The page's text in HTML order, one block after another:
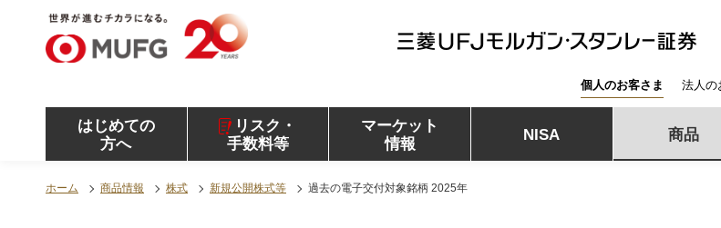
MUFG 世界が進むチカラになる。 三菱ＵＦＪモル
ガン・スタンレー証券
三菱ＵＦＪモルガン・スタンレー証券
はじめての
方へ
リスク・
手数料等
マーケット
情報
NISA 商品
個人のお客さま 法人の
ホーム 商品情報 株式 新規公開株式等 過去の電子交付対象銘柄 2025年